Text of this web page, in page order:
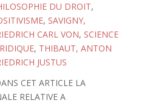
DU DROIT,
, SAVIGNY,
CARL VON, SCIENCE
, THIBAUT, ANTON
JUSTUS
CET ARTICLE LA
RELATIVE A